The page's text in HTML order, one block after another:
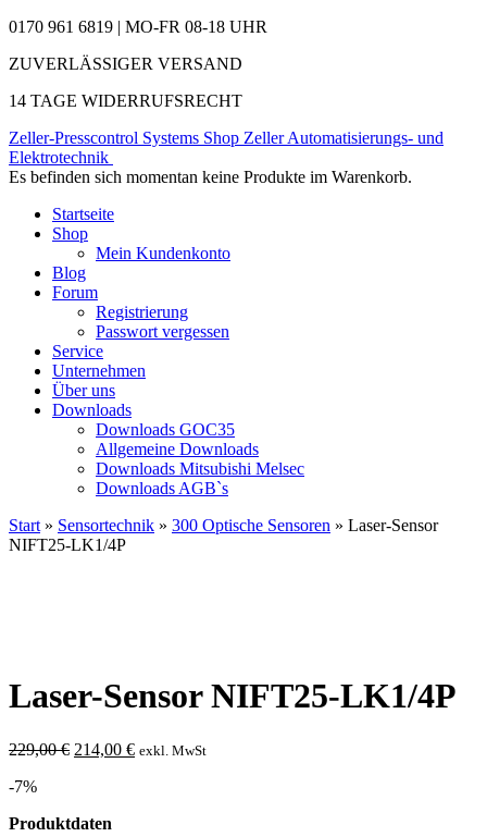
0170 961 6819 | MO-FR 08-18 UHR
ZUVERLÄSSIGER VERSAND
14 TAGE WIDERRUFSRECHT
Zeller-Presscontrol Systems Shop Zeller Automatisierungs- und
Elektrotechnik
Es befinden sich momentan keine Produkte im Warenkorb.
Startseite
Shop
Mein Kundenkonto
Blog
Forum
Registrierung
Passwort vergessen
Service
Unternehmen
Über uns
Downloads
Downloads GOC35
Allgemeine Downloads
Downloads Mitsubishi Melsec
Downloads AGB`s
Start » Sensortechnik » 300 Optische Sensoren » Laser-Sensor
NIFT25-LK1/4P
Laser-Sensor NIFT25-LK1/4P
229,00€ Ursprünglicher
214,00 €Aktueller
exkl. MwSt
-7%
Produktdaten